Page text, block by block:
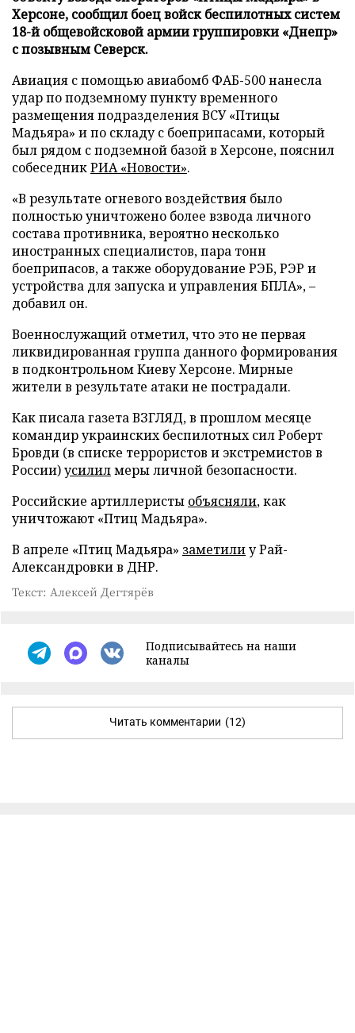
Херсоне, сообщил боец войск беспилотных систем
18-й общевойсковой армии группировки «Днепр»
с позывным Северск.
Авиация с помощью авиабомб ФАБ-500 нанесла
удар по подземному пункту временного
размещения подразделения ВСУ «Птицы
Мадьяра» и по складу с боеприпасами, который
был рядом с подземной базой в Херсоне, пояснил
собеседникРИА «Новости».
«В результате огневого воздействия было
полностью уничтожено более взвода личного
состава противника, вероятно несколько
иностранных специалистов, пара тонн
боеприпасов, а также оборудование РЭБ, РЭР и
устройства для запуска и управления БПЛА», –
добавил он.
Военнослужащий отметил, что это не первая
ликвидированная группа данного формирования
в подконтрольном Киеву Херсоне. Мирные
жители в результате атаки не пострадали.
Как писала газета ВЗГЛЯД, в прошлом месяце
командир украинских беспилотных сил Роберт
Бровди (в списке террористов и экстремистов в
России)усилилмеры личной безопасности.
Российские артиллеристы объясняли, как
уничтожают «Птиц Мадьяра».
В апреле «Птиц Мадьяра» заметилиу Рай-
Александровки в ДНР.
Текст: Алексей Дегтярёв
Подписывайтесь на наши
каналы
Читать комментарии (12)